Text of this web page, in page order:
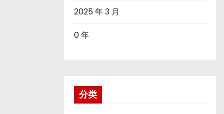
2025 年 3 月
0 年
分类